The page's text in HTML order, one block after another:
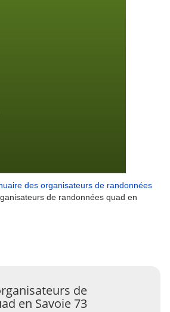
des organisateurs de randonnées
de randonnées quad en
de
en Savoie 73